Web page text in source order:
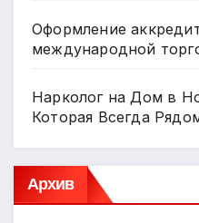
Оформление
международной
Нарколог на Дом в
Которая Всегда
Архив